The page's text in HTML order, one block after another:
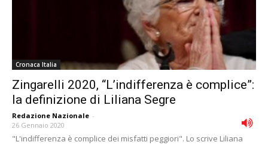
Cronaca Italia
Zingarelli 2020, “L’indifferenza è complice”:
la definizione di Liliana Segre
Redazione Nazionale -
26 Gennaio 2020
"L'indifferenza è complice dei misfatti peggiori". Lo scrive Liliana